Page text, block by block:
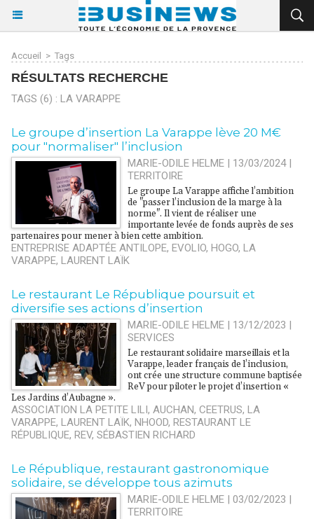
Accueil > Tags
RÉSULTATS RECHERCHE
TAGS (6) : LA VARAPPE
Le groupe d’insertion La Varappe lève 20 M€
pour "normaliser" l’inclusion
MARIE-ODILE HELME | 13/03/2024|
TERRITOIRE
Le groupe La Varappe affiche l’ambition
de "passer l’inclusion de la marge à la
norme". Il vient de réaliser une
importante levée de fonds auprès de ses
partenaires pour mener à bien cette ambition.
ENTREPRISE ADAPTÉE ANTILOPE, EVOLIO, HOGO, LA
VARAPPE, LAURENT LAÏK
Le restaurant Le République poursuit et
diversifie ses actions d’insertion
MARIE-ODILE HELME | 13/12/2023 |
SERVICES
Le restaurant solidaire marseillais et la
Varappe, leader français de l’inclusion,
ont crée une structure commune baptisée
ReV pour piloter le projet d’insertion «
Les Jardins d’Aubagne ».
ASSOCIATION LA PETITE LILI, AUCHAN, CEETRUS, LA
VARAPPE, LAURENT LAÏK, NHOOD, RESTAURANT LE
RÉPUBLIQUE, REV, SÉBASTIEN RICHARD
Le République, restaurant gastronomique
solidaire, se développe tous azimuts
MARIE-ODILE HELME | 03/02/2023 |
TERRITOIRE